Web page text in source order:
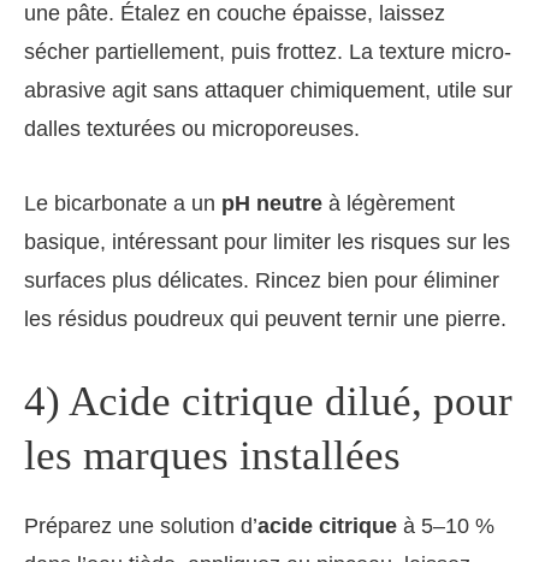
une pâte. Étalez en couche épaisse, laissez
sécher partiellement, puis frottez. La texture micro-
abrasive agit sans attaquer chimiquement, utile sur
dalles texturées ou microporeuses.
Le bicarbonate a un pH neutre à légèrement
basique, intéressant pour limiter les risques sur les
surfaces plus délicates. Rincez bien pour éliminer
les résidus poudreux qui peuvent ternir une pierre.
4) Acide citrique dilué, pour
les marques installées
Préparez une solution d’acide citrique à 5–10 %